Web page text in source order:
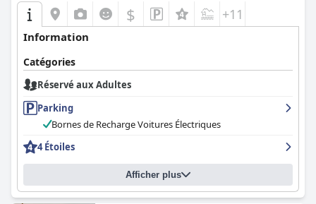
$ +11
Information
Catégories
Réservé aux Adultes
Parking
Bornes de Recharge Voitures Électriques
4 Étoiles
Afficher plus